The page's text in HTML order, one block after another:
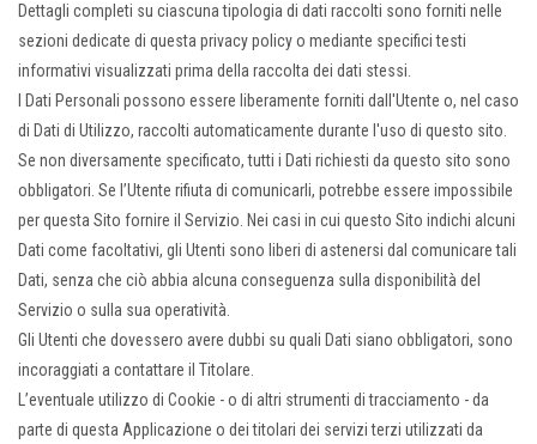
Dettagli completi su ciascuna tipologia di dati raccolti sono forniti nelle
sezioni dedicate di questa privacy policy o mediante specifici testi
informativi visualizzati prima della raccolta dei dati stessi.
I Dati Personali possono essere liberamente forniti dall'Utente o, nel caso
di Dati di Utilizzo, raccolti automaticamente durante l'uso di questo sito.
Se non diversamente specificato, tutti i Dati richiesti da questo sito sono
obbligatori. Se l’Utente rifiuta di comunicarli, potrebbe essere impossibile
per questa Sito fornire il Servizio. Nei casi in cui questo Sito indichi alcuni
Dati come facoltativi, gli Utenti sono liberi di astenersi dal comunicare tali
Dati, senza che ciò abbia alcuna conseguenza sulla disponibilità del
Servizio o sulla sua operatività.
Gli Utenti che dovessero avere dubbi su quali Dati siano obbligatori, sono
incoraggiati a contattare il Titolare.
L’eventuale utilizzo di Cookie - o di altri strumenti di tracciamento - da
parte di questa Applicazione o dei titolari dei servizi terzi utilizzati da